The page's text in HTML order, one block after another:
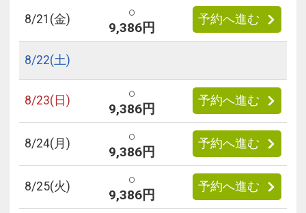
8/21 (金)
○
9,386円
予約へ進む
8/22(土)
8/23(日)
○
9,386円
予約へ進む
8/24(月)
○
9,386円
予約へ進む
8/25(火)
○
9,386円
予約へ進む